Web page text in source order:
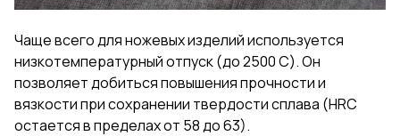
Чаще всего для ножевых изделий используется
низкотемпературный отпуск (до 2500 С). Он
позволяет добиться повышения прочности и
вязкости при сохранении твердости сплава (HRC
остается в пределах от 58 до 63).